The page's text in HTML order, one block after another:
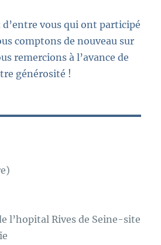
d’entre vous qui ont participé
comptons de nouveau sur
remercions à l’avance de
générosité !
l’hopital Rives de Seine-site